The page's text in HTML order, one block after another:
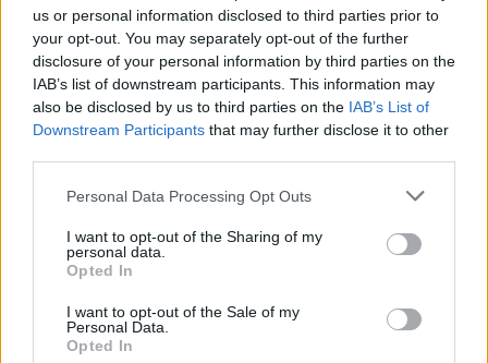
us or personal information disclosed to third parties prior to
your opt-out. You may separately opt-out of the further
disclosure of your personal information by third parties on the
IAB’s list of downstream participants. This information may
also be disclosed by us to third parties on the IAB’s List of
Downstream Participants that may further disclose it to other
Personal Data Processing Opt Outs
I want to opt-out of the Sharing of my
personal data.
Opted In
I want to opt-out of the Sale of my
Personal Data.
Opted In
αλληλοϋποστήριξη μεταξύ των χωρών του
ευρωπαϊκού Νότου. Ως εκ τούτου, όπως ανέφερε
και μέσω Twitter, o αναπληρωτής υπουργός
Εξωτερικών, Γιώργος Κατρούγκαλος, η Ελλάδα
στο δεύτερο και τον τρίτο γύρο για τον
Ευρωπαϊκό Οργανισμό Φαρμάκων στήριξε το
Μιλάνο.
http://gr.euronews.com
ΔΙΑΒΑΣΤΕ ΕΠΙΣΗΣ
Εκτός …η Αθήνα από τη διεκδίκηση της έδρας
του ΕΜΑ